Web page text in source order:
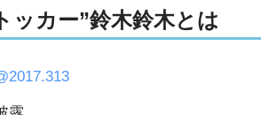
ッカー”鈴木鈴木とは